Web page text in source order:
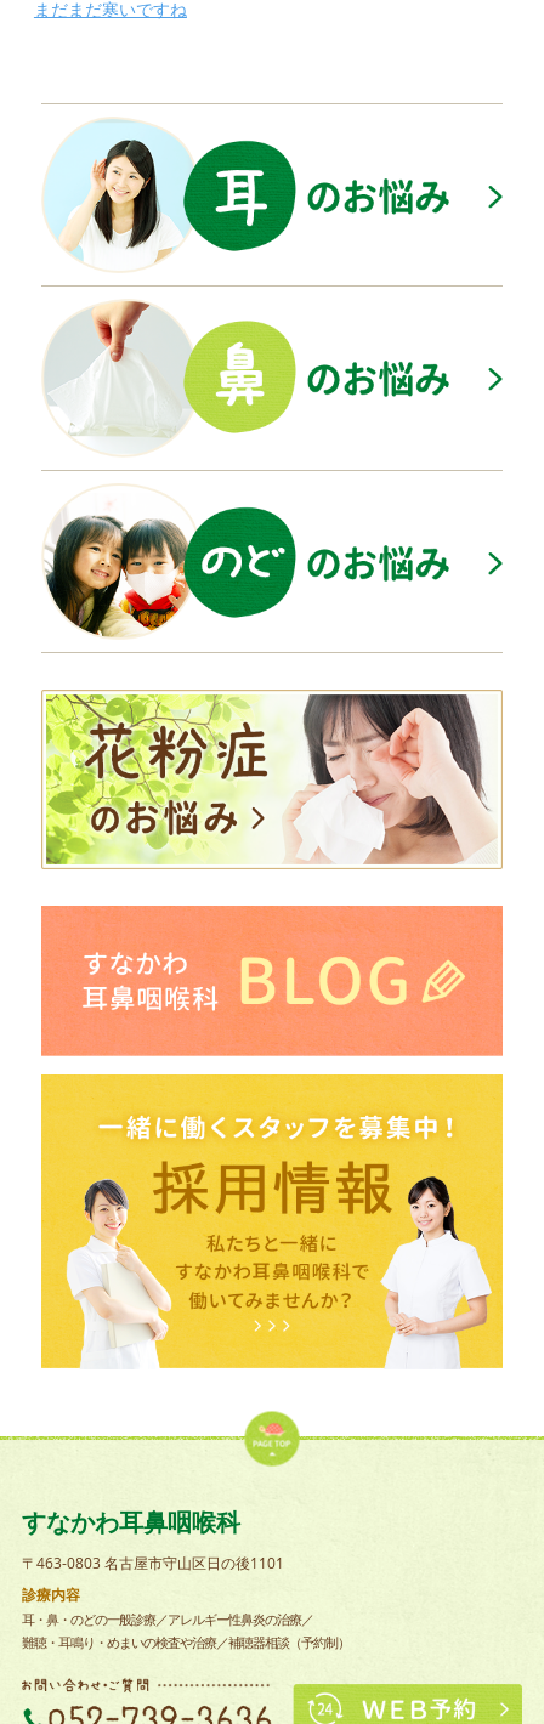
まだまだ寒いですね
すなかわ耳鼻咽喉科
〒463-0803 名古屋市守山区日の後1101
診療内容
耳・鼻・のどの一般診療／アレルギー性鼻炎の治療／
難聴・耳鳴り・めまいの検査や治療／補聴器相談（予約制）